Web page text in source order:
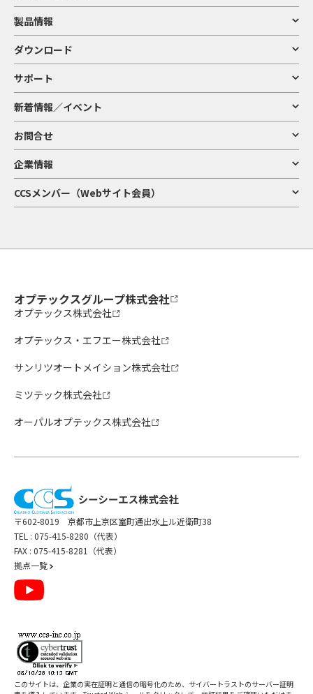
製品情報
ダウンロード
サポート
新着情報／イベント
お問合せ
企業情報
CCSメンバー（Webサイト会員）
オプテックスグループ株式会社
オプテックス株式会社
オプテックス・エフエー株式会社
サンリツオートメイション株式会社
ミツテック株式会社
オーパルオプテックス株式会社
〒602-8019 京都市上京区室町通出水上ル近衛町38
TEL : 075-415-8280（代表）
FAX : 075-415-8281（代表）
拠点一覧
このサイトは、企業の実在証明と通信の暗号化のため、サイバートラストのサーバー証明